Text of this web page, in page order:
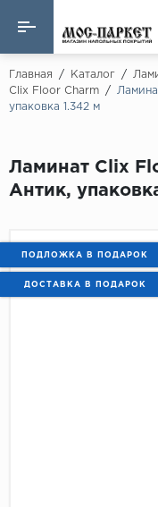
Назад
Ламинат
Паркетная доска
Инженерный паркет
Главная / Каталог /
Clix Floor Charm
/
упаковка 1.342 м
Ламинат Clix
Антик,
ПОДЛОЖКА В ПОДАРОК
ДОСТАВКА В ПОДАРОК